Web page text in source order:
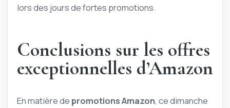
lors des jours de fortes promotions.
Conclusions sur les offres
exceptionnelles d’Amazon
En matière de promotions Amazon, ce dimanche